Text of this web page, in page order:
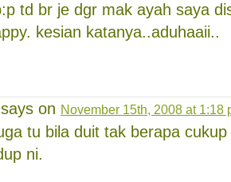
td br je dgr mak ayah saya
kesian katanya..aduhaaii..
says on November 15th, 2008 at 1:18
tu bila duit tak berapa
ni.